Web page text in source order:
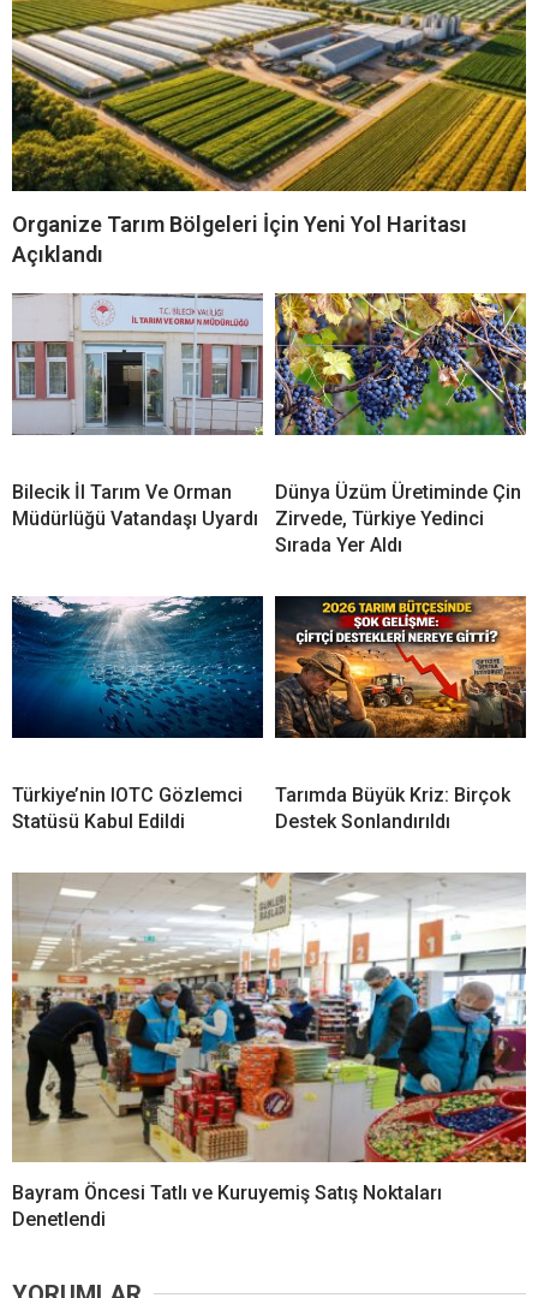
Organize Tarım Bölgeleri İçin Yeni Yol Haritası
Açıklandı
Bilecik İl Tarım Ve Orman
Müdürlüğü Vatandaşı Uyardı
Dünya Üzüm Üretiminde Çin
Zirvede, Türkiye Yedinci
Sırada Yer Aldı
Türkiye’nin IOTC Gözlemci
Statüsü Kabul Edildi
Tarımda Büyük Kriz: Birçok
Destek Sonlandırıldı
Bayram Öncesi Tatlı ve Kuruyemiş Satış Noktaları
Denetlendi